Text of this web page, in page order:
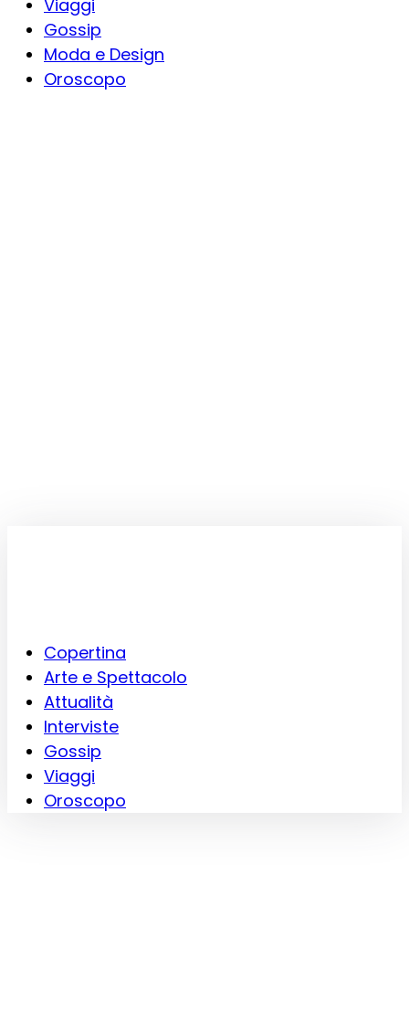
Viaggi
Gossip
Moda e Design
Oroscopo
Copertina
Arte e Spettacolo
Attualità
Interviste
Gossip
Viaggi
Oroscopo